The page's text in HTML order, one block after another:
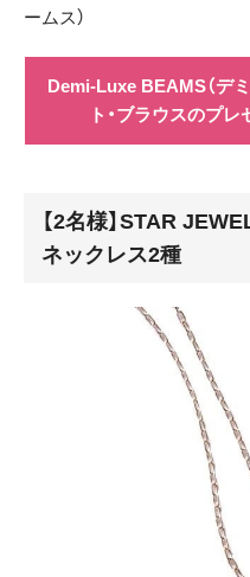
ームス）
Demi-Luxe BEAMS（デ
ト・ブラウスのプ
【2名様】STAR
ネックレス2種